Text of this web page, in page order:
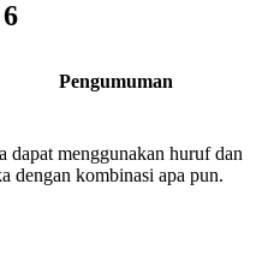
6
Pengumuman
dapat menggunakan huruf dan
dengan kombinasi apa pun.